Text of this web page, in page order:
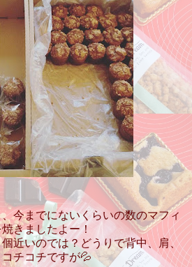
今までにないくらいの数のマフィ
焼きましたよー！
近いのでは？どうりで背中、肩、
チコチですが💦